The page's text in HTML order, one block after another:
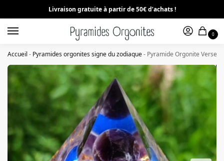
Livraison gratuite à partir de 50€ d’achats !
0
Accueil - Pyramides orgonites signe du zodiaque- Pyramide Orgonite Verseau